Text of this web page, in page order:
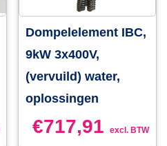
Dompelelement IBC,
9kW 3x400V,
(vervuild) water,
oplossingen
€717,91 excl. BTW